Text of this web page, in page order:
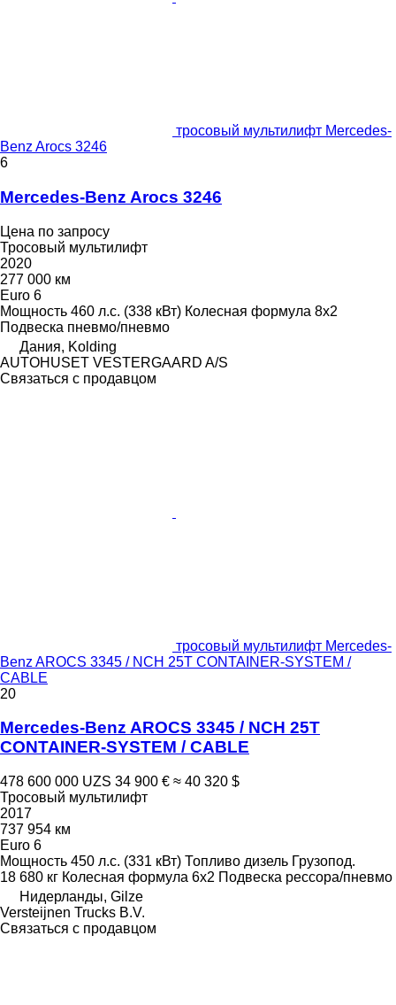
тросовый мультилифт Mercedes-
Benz Arocs 3246
6
Mercedes-Benz Arocs 3246
Цена по запросу
Тросовый мультилифт
2020
277 000 км
Euro 6
Мощность 460 л.с. (338 кВт) Колесная формула 8x2
Подвеска пневмо/пневмо
Дания, Kolding
AUTOHUSET VESTERGAARD A/S
Связаться с продавцом
тросовый мультилифт Mercedes-
Benz AROCS 3345 / NCH 25T CONTAINER-SYSTEM /
CABLE
20
Mercedes-Benz AROCS 3345 / NCH 25T
CONTAINER-SYSTEM / CABLE
478 600 000 UZS 34 900 € ≈ 40 320 $
Тросовый мультилифт
2017
737 954 км
Euro 6
Мощность 450 л.с. (331 кВт) Топливо дизель Грузопод.
18 680 кг Колесная формула 6x2 Подвеска рессора/пневмо
Нидерланды, Gilze
Versteijnen Trucks B.V.
Связаться с продавцом